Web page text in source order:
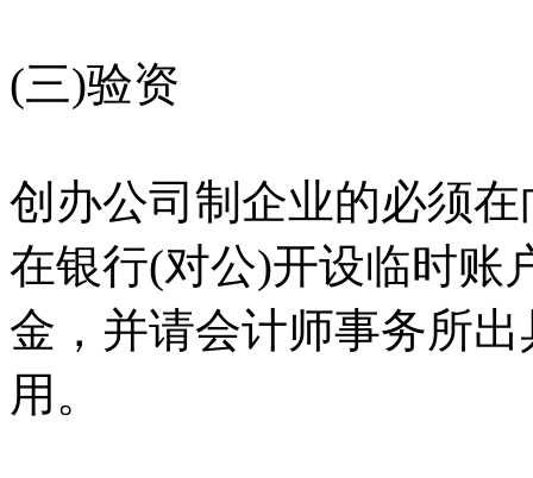
(三)验资
创办公司制企业的必须
在银行(对公)开设临时账
金，并请会计师事务所
用。